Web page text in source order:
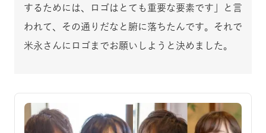
するためには、ロゴはとても重要な要素です」と言
われて、その通りだなと腑に落ちたんです。それで
米永さんにロゴまでお願いしようと決めました。